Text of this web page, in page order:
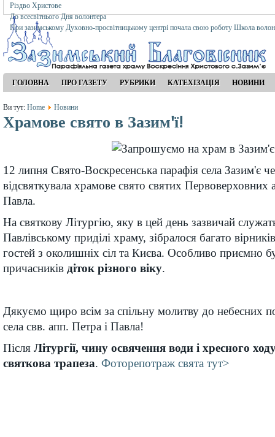
Різдво Христове
До всесвітнього Дня волонтера
При зазимському Духовно-просвітницькому центрі почала свою роботу Школа
ГОЛОВНА ПРО ГАЗЕТУ РУБРИКИ КАТЕХІЗАЦІЯ НОВИНИ
Ви тут: Home Новини
Храмове свято в Зазим'ї!
12 липня Свято-Воскресенська парафія села Зазим'є
відсвяткувала храмове свято святих Первоверховних
Павла.
На святкову Літургію, яку в цей день зазвичай
Павлівському приділі храму, зібралося багато
гостей з околишніх сіл та Києва. Особливо приємно
причасників діток різного віку.
Дякуємо щиро всім за спільну молитву до небесних
села свв. апп. Петра і Павла!
Після Літургії, чину освячення води і хресного
святкова трапеза. Фоторепотраж свята тут>